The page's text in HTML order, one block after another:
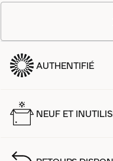
AUTHENTIFIÉ
NEUF ET